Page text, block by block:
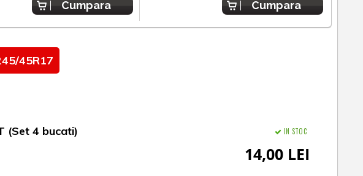
Cumpara Cumpara
45R17
(Set 4 bucati) IN STOC
14,00 LEI